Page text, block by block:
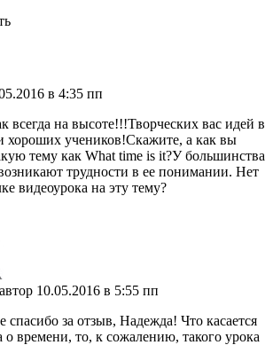
в 4:35 пп
всегда на высоте!!!Творческих вас идей в
хороших учеников!Скажите, а как вы
тему как What time is it?У большинства
трудности в ее понимании. Нет
видеоурока на эту тему?
автор 10.05.2016 в 5:55 пп
спасибо за отзыв, Надежда! Что касается
о времени, то, к сожалению, такого урока